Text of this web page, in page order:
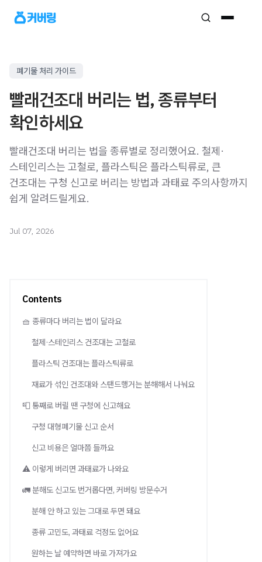
폐기물 처리 가이드
빨래건조대 버리는 법, 종류부터
확인하세요
빨래건조대 버리는 법을 종류별로 정리했어요. 철제·
스테인리스는 고철로, 플라스틱은 플라스틱류로, 큰
건조대는 구청 신고로 버리는 방법과 과태료 주의사항까지
쉽게 알려드릴게요.
Jul 07, 2026
Contents
🧺 종류마다 버리는 법이 달라요
철제·스테인리스 건조대는 고철로
플라스틱 건조대는 플라스틱류로
재료가 섞인 건조대와 스탠드행거는 분해해서 나눠요
📮 통째로 버릴 땐 구청에 신고해요
구청 대형폐기물 신고 순서
신고 비용은 얼마쯤 들까요
⚠️ 이렇게 버리면 과태료가 나와요
🚛 분해도 신고도 번거롭다면, 커버링 방문수거
분해 안 하고 있는 그대로 두면 돼요
종류 고민도, 과태료 걱정도 없어요
원하는 날 예약하면 바로 가져가요